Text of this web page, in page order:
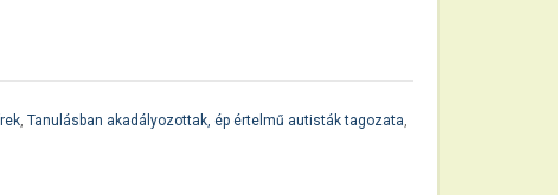
, Tanulásban akadályozottak, ép értelmű autisták tagozata,